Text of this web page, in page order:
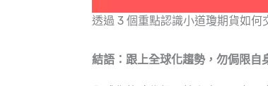
透過 3 個重點認識小道瓊期貨如
結語：跟上全球化趨勢，勿侷限自